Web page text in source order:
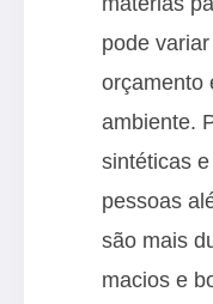
pode
orçamento
ambiente.
sintéticas
pessoas
são mais
macios e